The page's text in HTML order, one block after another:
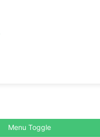
Menu Toggle